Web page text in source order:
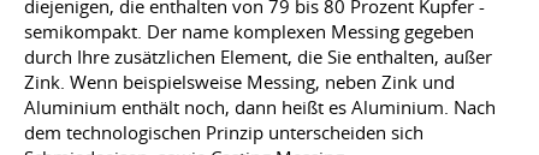
diejenigen, die enthalten von 79 bis 80 Prozent Kupfer -
semikompakt. Der name komplexen Messing gegeben
durch Ihre zusätzlichen Element, die Sie enthalten, außer
Zink. Wenn beispielsweise Messing, neben Zink und
Aluminium enthält noch, dann heißt es Aluminium. Nach
dem technologischen Prinzip unterscheiden sich